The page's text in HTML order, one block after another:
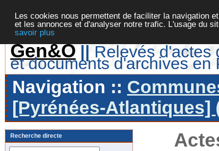
Les cookies nous permettent de faciliter la navigation
et les annonces et d'analyser notre trafic. L'usage du
savoir plus
Gen&O || Relevés d'actes
et documents d'archives en
Navigation ::
[Pyrénées-Atlantiques]
Recherche directe